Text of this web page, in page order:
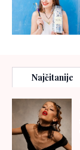
Najčitanije